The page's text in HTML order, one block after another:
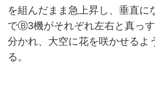
を組んだまま急上昇し、垂直に
でⒷ3機がそれぞれ左右と真っ
分かれ、大空に花を咲かせるよ
る。